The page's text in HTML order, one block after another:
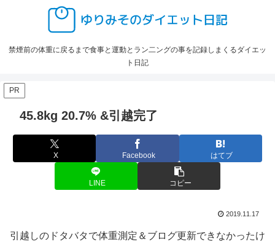
禁煙前の体重に戻るまで食事と運動とラン二ングの事を記録しまくるダイエッ
ト日記
PR
45.8kg 20.7% &引越完了
X Facebook はてブ
LINE コピー
2019.11.17
引越しのドタバタで体重測定＆ブログ更新できなかったけ